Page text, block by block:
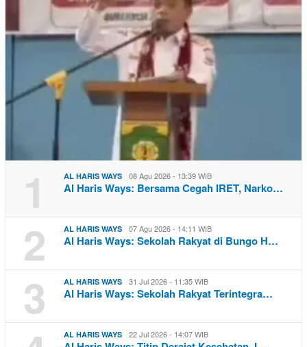
1 AL HARIS WAYS 08 Agu 2026 - 13:39 WIB
Al Haris Ways: Bersama Cegah IRET, Narko…
2 AL HARIS WAYS 07 Agu 2026 - 14:11 WIB
Al Haris Ways: Sekolah Rakyat di Bungo H…
3 AL HARIS WAYS 31 Jul 2026 - 11:35 WIB
Al Haris Ways: Sekolah Rakyat Terintegra…
AL HARIS WAYS 22 Jul 2026 - 14:07 WIB